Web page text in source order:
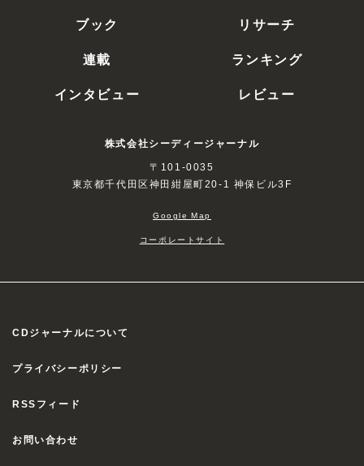
ブック
リサーチ
連載
ランキング
インタビュー
レビュー
株式会社シーディージャーナル
〒101-0035
東京都千代田区神田紺屋町20-1 神保ビル3F
Google Map
コーポレートサイト
CDジャーナルについて
プライバシーポリシー
RSSフィード
お問い合わせ